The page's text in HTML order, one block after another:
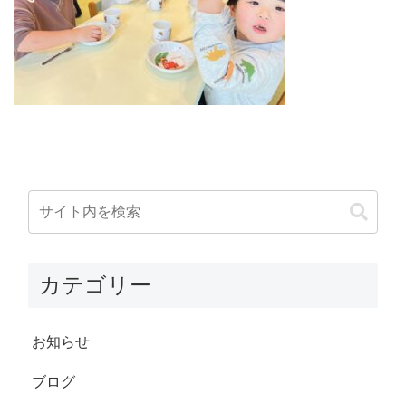
カテゴリー
お知らせ
ブログ